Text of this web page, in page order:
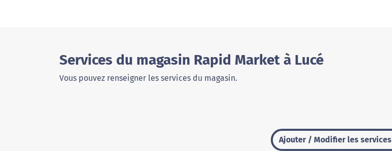
Services du magasin Rapid Market à Lucé
Vous pouvez renseigner les services du magasin.
Ajouter / Modifier les services